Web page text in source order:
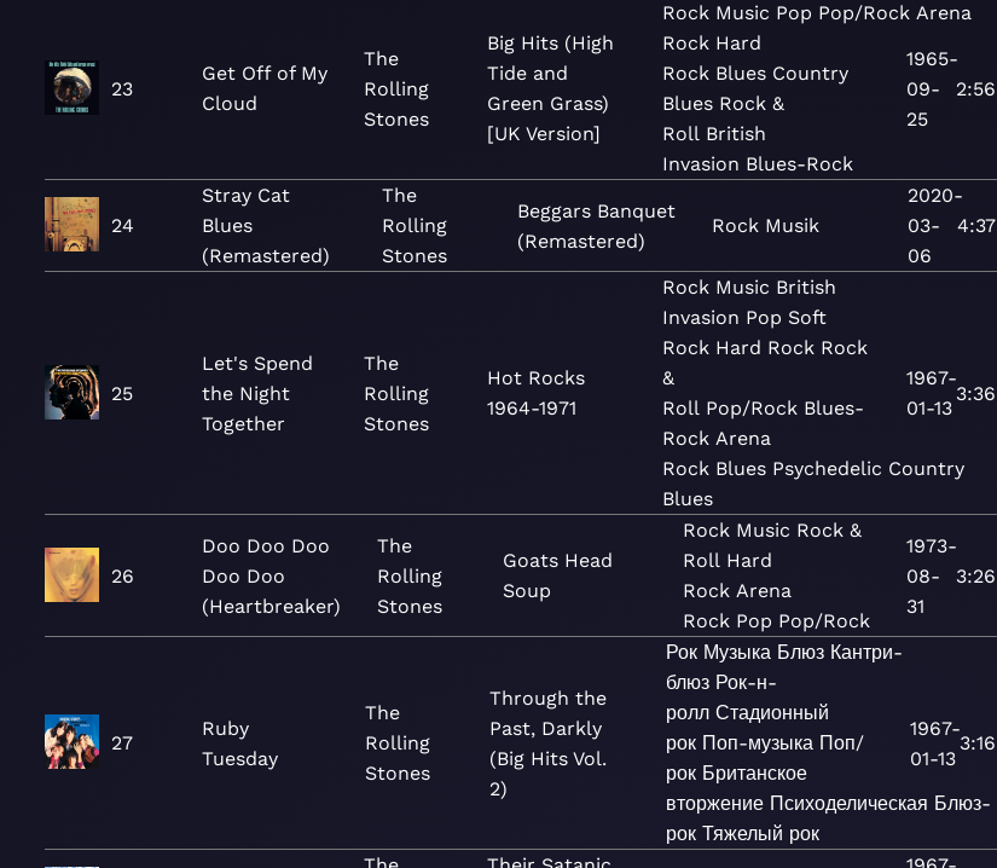
23
Get Off of My
Cloud
The
Rolling
Stones
Big Hits (High
Tide and
Green Grass)
[UK Version]
Rock Music Pop Pop/Rock Arena
Rock Hard
Rock Blues Country
Blues Rock &
Roll British
Invasion Blues-Rock
1965-
09-
25
2:56
24
Stray Cat
Blues
(Remastered)
The
Rolling
Stones
Beggars Banquet
(Remastered)
Rock Musik
2020-
03-
06
4:37
25
Let's Spend
the Night
Together
The
Rolling
Stones
Hot Rocks
1964-1971
Rock Music British
Invasion Pop Soft
Rock Hard Rock Rock
&
Roll Pop/Rock Blues-
Rock Arena
Rock Blues Psychedelic Country
Blues
1967-
01-13
3:36
26
Doo Doo Doo
Doo Doo
(Heartbreaker)
The
Rolling
Stones
Goats Head
Soup
Rock Music Rock &
Roll Hard
Rock Arena
Rock Pop Pop/Rock
1973-
08-
31
3:26
27
Ruby
Tuesday
The
Rolling
Stones
Through the
Past, Darkly
(Big Hits Vol.
2)
Рок Музыка Блюз Кантри-
блюз Рок-н-
ролл Стадионный
рок Поп-музыка Поп/
рок Британское
вторжение Психоделическая Блюз-
рок Тяжелый рок
1967-
01-13
3:16